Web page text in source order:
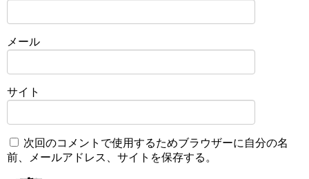
メール
サイト
次回のコメントで使用するためブラウザーに自分の名
前、メールアドレス、サイトを保存する。